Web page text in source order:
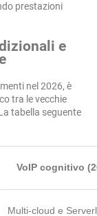
prestazioni
e
nel 2026, è
tra le vecchie
tabella seguente
VoIP cognitivo
Multi-cloud e